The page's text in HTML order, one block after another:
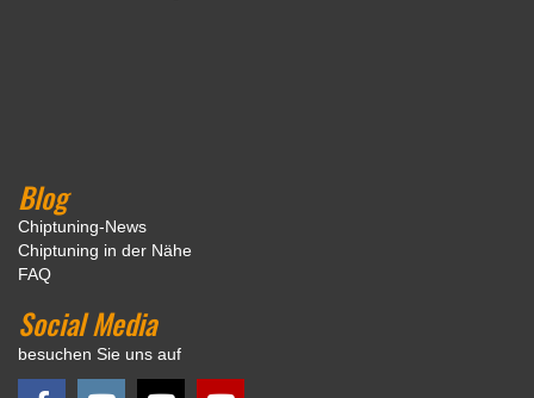
Blog
Chiptuning-News
Chiptuning in der Nähe
FAQ
Social Media
besuchen Sie uns auf